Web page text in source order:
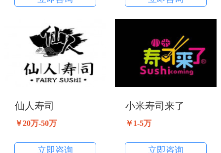
仙人寿司
￥20万-50万
立即咨询
小米寿司来了
￥1-5万
立即咨询